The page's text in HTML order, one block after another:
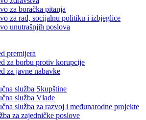
za boračka pitanja
za rad, socijalnu politiku i izbjeglice
unutrašnjih poslova
premijera
za borbu protiv korupcije
za javne nabavke
služba Skupštine
služba Vlade
služba za razvoj i međunarodne projekte
za zajedničke poslove